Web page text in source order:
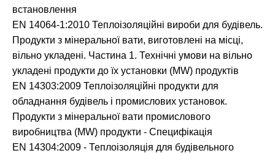
встановлення
EN 14064-1:2010 Теплоізоляційні вироби для будівель.
Продукти з мінеральної вати, виготовлені на місці,
вільно укладені. Частина 1. Технічні умови на вільно
укладені продукти до їх установки (MW) продуктів
EN 14303:2009 Теплоізоляційні продукти для
обладнання будівель і промислових установок.
Продукти з мінеральної вати промислового
виробництва (MW) продукти - Специфікація
EN 14304:2009 - Теплоізоляція для будівельного